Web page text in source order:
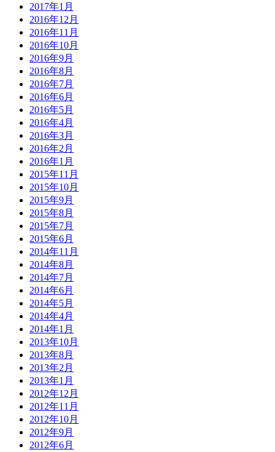
2017年1月
2016年12月
2016年11月
2016年10月
2016年9月
2016年8月
2016年7月
2016年6月
2016年5月
2016年4月
2016年3月
2016年2月
2016年1月
2015年11月
2015年10月
2015年9月
2015年8月
2015年7月
2015年6月
2014年11月
2014年8月
2014年7月
2014年6月
2014年5月
2014年4月
2014年1月
2013年10月
2013年8月
2013年2月
2013年1月
2012年12月
2012年11月
2012年10月
2012年9月
2012年6月